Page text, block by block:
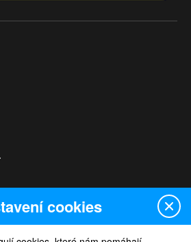
cookies